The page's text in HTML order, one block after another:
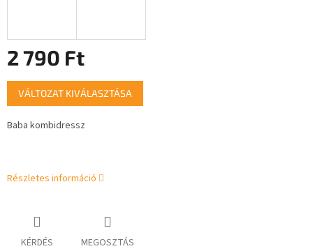
2 790 Ft
Egységár:
VÁLTOZAT KIVÁLASZTÁSA
Baba kombidressz
Részletes információ
KÉRDÉS MEGOSZTÁS